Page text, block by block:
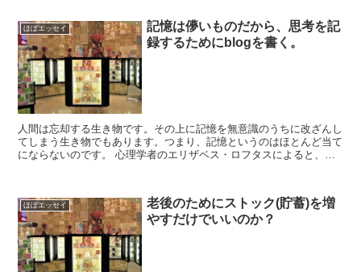
ほぼエッセイ
記憶は儚いものだから、思考を記
録するためにblogを書く。
人間は忘却する生き物です。その上に記憶を無意識のうちに改ざんし
てしまう生き物でもあります。つまり、記憶というのはほとんど当て
にならないのです。 心理学者のエリザベス・ロフタスによると、記
ほぼエッセイ
老後のためにストック(貯蓄)を増
やすだけでいいのか？